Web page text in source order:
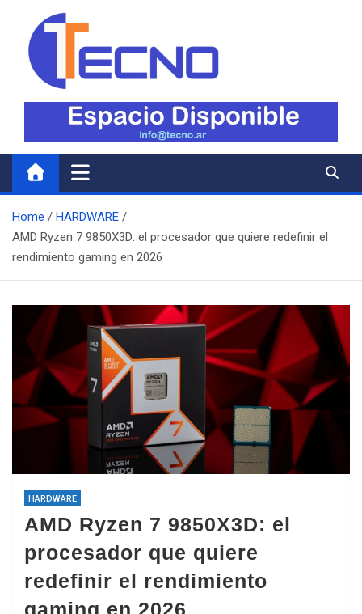
content
Tecno
Todo lo nuevo en Tecnología
Home
HARDWARE
AMD Ryzen 7 9850X3D: el procesador que quiere redefinir el
rendimiento gaming en 2026
HARDWARE
AMD Ryzen 7 9850X3D: el
procesador que quiere
redefinir el rendimiento
gaming en 2026